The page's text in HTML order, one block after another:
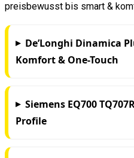
preisbewusst bis smart &
De’Longhi Dinamica
Komfort & One-Touch
Siemens EQ700
Profile